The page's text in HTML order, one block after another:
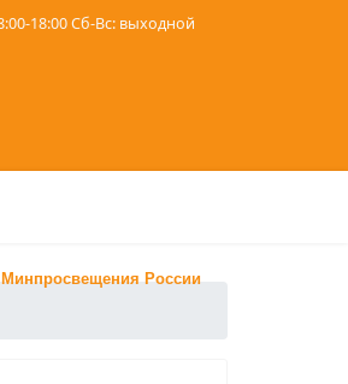
18:00 Сб-Вс: выходной
Минпросвещения России